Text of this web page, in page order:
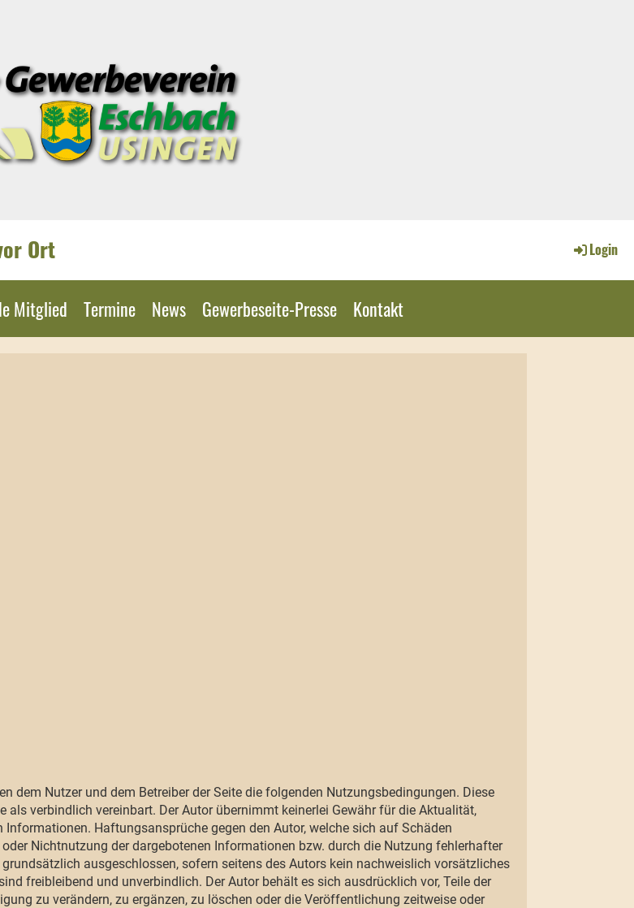
Ort Login
Mitglied Termine News Gewerbeseite-Presse Kontakt
dem Nutzer und dem Betreiber der Seite die folgenden Nutzungsbedingungen. Diese
verbindlich vereinbart. Der Autor übernimmt keinerlei Gewähr für die Aktualität,
Haftungsansprüche gegen den Autor, welche sich auf Schäden
Nichtnutzung der dargebotenen Informationen bzw. durch die Nutzung fehlerhafter
ausgeschlossen, sofern seitens des Autors kein nachweislich vorsätzliches
freibleibend und unverbindlich. Der Autor behält es sich ausdrücklich vor, Teile der
zu verändern, zu ergänzen, zu löschen oder die Veröffentlichung zeitweise oder